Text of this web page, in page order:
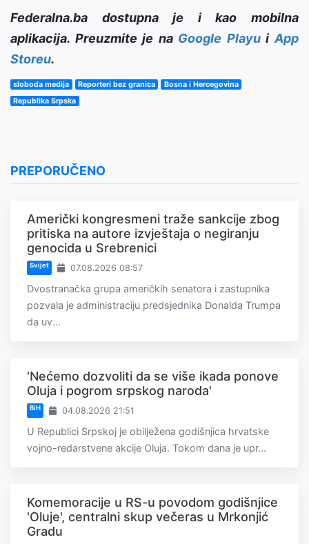
Federalna.ba dostupna je i kao mobilna
aplikacija. Preuzmite je na Google PlayuiApp
Storeu.
sloboda medija Reporteri bez granica
Bosna i Hercegovina
Republika Srpska
PREPORUČENO
Američki kongresmeni traže sankcije zbog
pritiska na autore izvještaja o negiranju
genocida u Srebrenici
Svijet 07.08.2026 08:57
Dvostranačka grupa američkih senatora i zastupnika
pozvala je administraciju predsjednika Donalda Trumpa
da uv...
'Nećemo dozvoliti da se više ikada ponove
Oluja i pogrom srpskog naroda'
BiH 04.08.2026 21:51
U Republici Srpskoj je obilježena godišnjica hrvatske
vojno-redarstvene akcije Oluja. Tokom dana je upr...
Komemoracije u RS-u povodom godišnjice
'Oluje', centralni skup večeras u Mrkonjić
Gradu